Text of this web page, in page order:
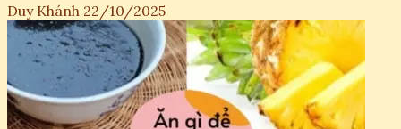
Duy Khánh 22/10/2025